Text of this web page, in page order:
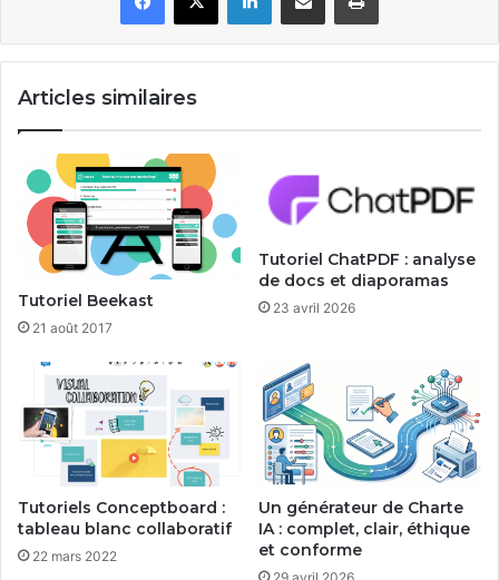
Articles similaires
Tutoriel Beekast
21 août 2017
Tutoriel ChatPDF : analyse
de docs et diaporamas
23 avril 2026
Tutoriels Conceptboard :
tableau blanc collaboratif
22 mars 2022
Un générateur de Charte
IA : complet, clair, éthique
et conforme